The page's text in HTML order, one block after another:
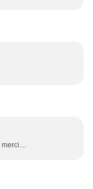
merci....